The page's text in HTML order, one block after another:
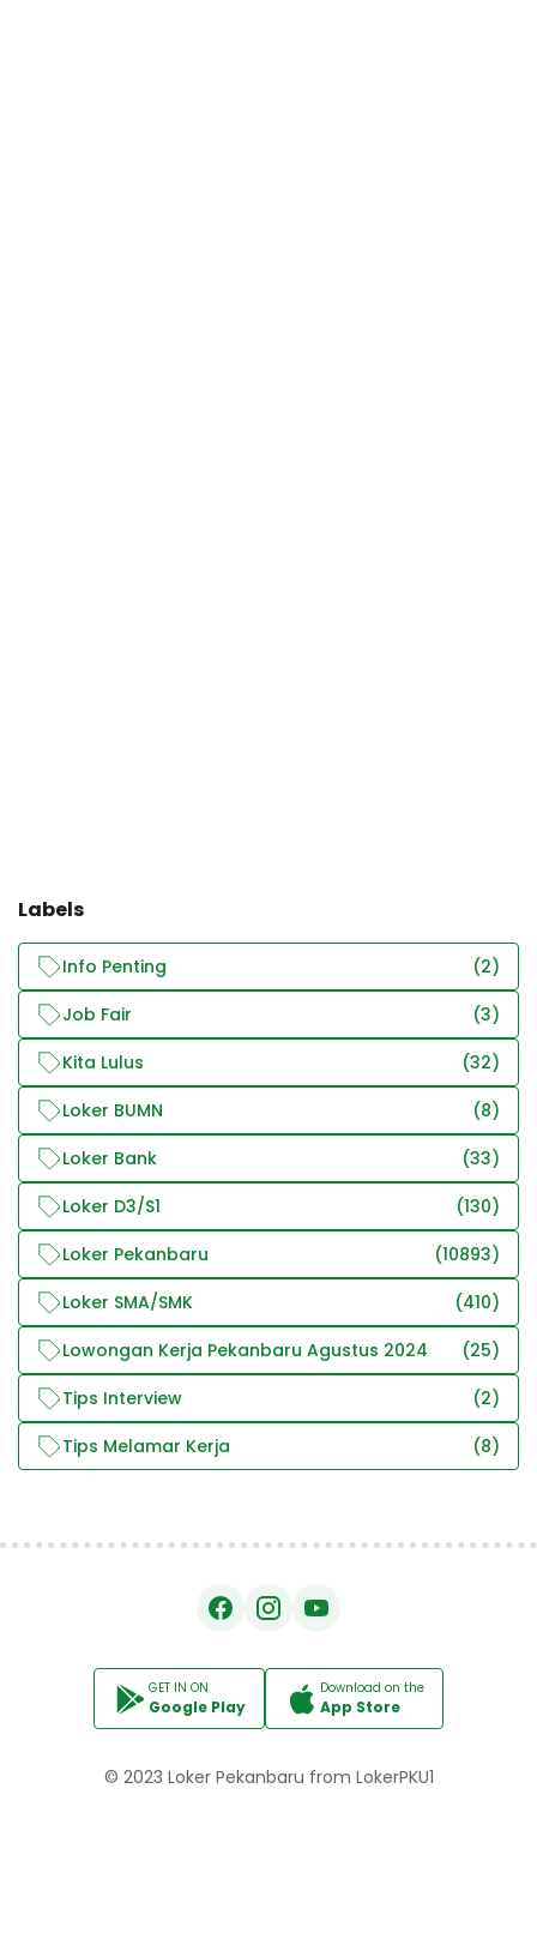
Labels
Info Penting
(2)
Job Fair
(3)
Kita Lulus
(32)
Loker BUMN
(8)
Loker Bank
(33)
Loker D3/S1
(130)
Loker Pekanbaru
(10893)
Loker SMA/SMK
(410)
Lowongan Kerja Pekanbaru Agustus 2024
(25)
Tips Interview
(2)
Tips Melamar Kerja
(8)
GET IN ON
Google Play
Download on the
App Store
© 2023 Loker Pekanbaru from LokerPKU1